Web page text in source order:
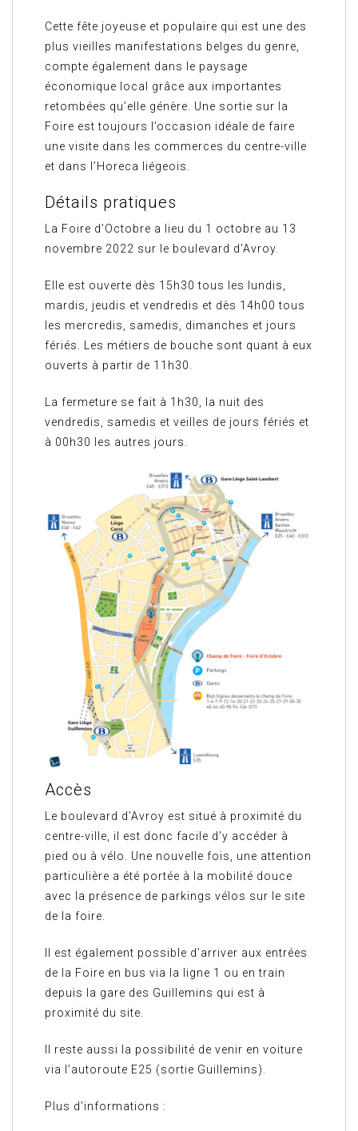
Cette fête joyeuse et populaire qui est une des
plus vieilles manifestations belges du genre,
compte également dans le paysage
économique local grâce aux importantes
retombées qu’elle génère. Une sortie sur la
Foire est toujours l’occasion idéale de faire
une visite dans les commerces du centre-ville
et dans l’Horeca liégeois.
Détails pratiques
La Foire d’Octobre a lieu du 1 octobre au 13
novembre 2022 sur le boulevard d’Avroy.
Elle est ouverte dès 15h30 tous les lundis,
mardis, jeudis et vendredis et dès 14h00 tous
les mercredis, samedis, dimanches et jours
fériés. Les métiers de bouche sont quant à eux
ouverts à partir de 11h30.
La fermeture se fait à 1h30, la nuit des
vendredis, samedis et veilles de jours fériés et
à 00h30 les autres jours.
Accès
Le boulevard d’Avroy est situé à proximité du
centre-ville, il est donc facile d’y accéder à
pied ou à vélo. Une nouvelle fois, une attention
particulière a été portée à la mobilité douce
avec la présence de parkings vélos sur le site
de la foire.
Il est également possible d’arriver aux entrées
de la Foire en bus via la ligne 1 ou en train
depuis la gare des Guillemins qui est à
proximité du site.
Il reste aussi la possibilité de venir en voiture
via l’autoroute E25 (sortie Guillemins).
Plus d’informations :